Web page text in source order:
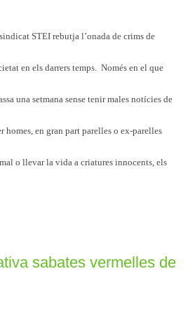
STEI rebutja l’onada de crims de
en els darrers temps. Només en el que
una setmana sense tenir males notícies de
homes, en gran part parelles o ex-parelles
o llevar la vida a criatures innocents, els
sabates vermelles de